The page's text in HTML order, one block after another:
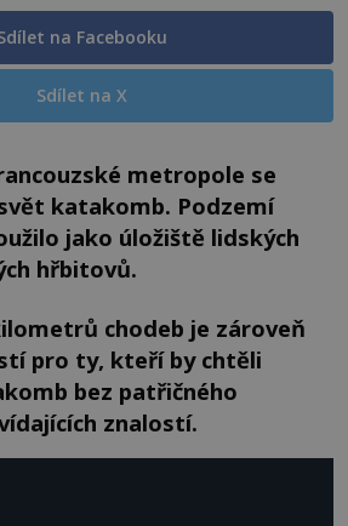
na Facebooku
Sdílet na X
metropole se
katakomb. Podzemí
jako úložiště lidských
hřbitovů.
chodeb je zároveň
pro ty, kteří by chtěli
bez patřičného
znalostí.